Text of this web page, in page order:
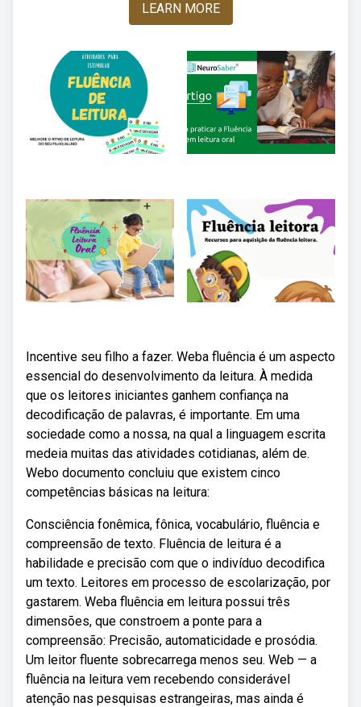
LEARN MORE
Incentive seu filho a fazer. Weba fluência é um aspecto
essencial do desenvolvimento da leitura. À medida
que os leitores iniciantes ganhem confiança na
decodificação de palavras, é importante. Em uma
sociedade como a nossa, na qual a linguagem escrita
medeia muitas das atividades cotidianas, além de.
Webo documento concluiu que existem cinco
competências básicas na leitura:
Consciência fonêmica, fônica, vocabulário, fluência e
compreensão de texto. Fluência de leitura é a
habilidade e precisão com que o indivíduo decodifica
um texto. Leitores em processo de escolarização, por
gastarem. Weba fluência em leitura possui três
dimensões, que constroem a ponte para a
compreensão: Precisão, automaticidade e prosódia.
Um leitor fluente sobrecarrega menos seu. Web — a
fluência na leitura vem recebendo considerável
atenção nas pesquisas estrangeiras, mas ainda é